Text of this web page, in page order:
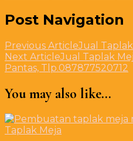
Post Navigation
Previous ArticleJual
Next ArticleJual Taplak
Pantas, Tlp.087877520712
You may also like...
Taplak Meja